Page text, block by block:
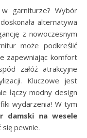
alternatywa
z nowoczesnym
może podkreślić
zapewniając komfort
załóż atrakcyjne
Kluczowe jest
łączy modny design
wydarzenia! W tym
damski na wesele
pewnie.